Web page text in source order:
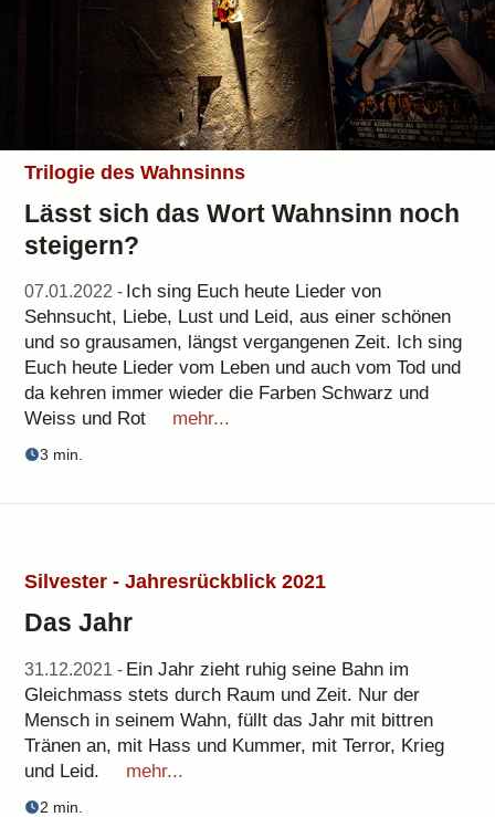
Trilogie des Wahnsinns
Lässt sich das Wort Wahnsinn noch
steigern?
07.01.2022 - Ich sing Euch heute Lieder von
Sehnsucht, Liebe, Lust und Leid, aus einer schönen
und so grausamen, längst vergangenen Zeit. Ich sing
Euch heute Lieder vom Leben und auch vom Tod und
da kehren immer wieder die Farben Schwarz und
Weiss und Rot
mehr...
3 min.
Silvester - Jahresrückblick 2021
Das Jahr
31.12.2021 - Ein Jahr zieht ruhig seine Bahn im
Gleichmass stets durch Raum und Zeit. Nur der
Mensch in seinem Wahn, füllt das Jahr mit bittren
Tränen an, mit Hass und Kummer, mit Terror, Krieg
und Leid.
mehr...
2 min.